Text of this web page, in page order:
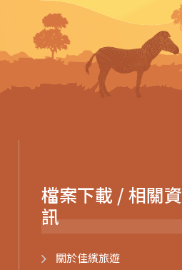
檔案下載 / 相關資
訊
關於佳繽旅遊